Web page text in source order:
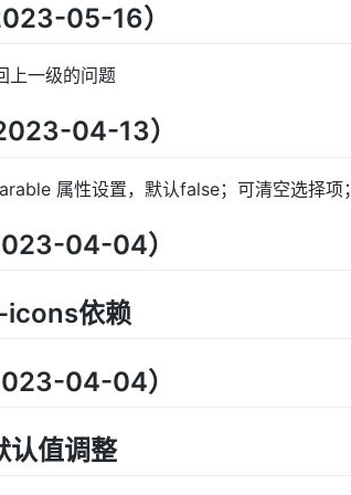
05-16）
上一级的问题
04-13）
属性设置，默认false；可清空选择项；
04-04）
icons依赖
04-04）
认值调整